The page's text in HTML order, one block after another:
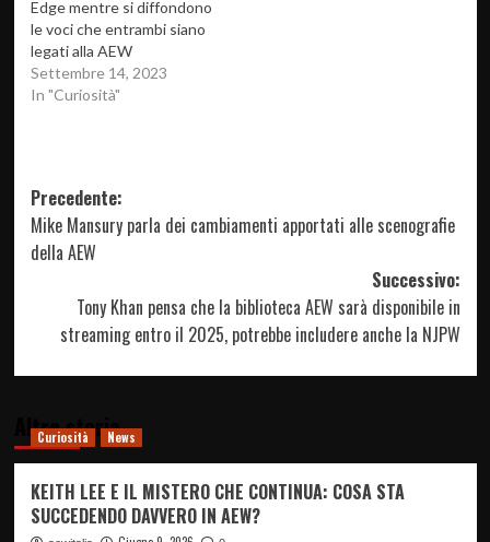
Edge mentre si diffondono
le voci che entrambi siano
legati alla AEW
Settembre 14, 2023
In "Curiosità"
Navigazione
articolo
Precedente:
Mike Mansury parla dei cambiamenti apportati alle scenografie
della AEW
Successivo:
Tony Khan pensa che la biblioteca AEW sarà disponibile in
streaming entro il 2025, potrebbe includere anche la NJPW
Altre storie
Curiosità News
KEITH LEE E IL MISTERO CHE CONTINUA: COSA STA
SUCCEDENDO DAVVERO IN AEW?